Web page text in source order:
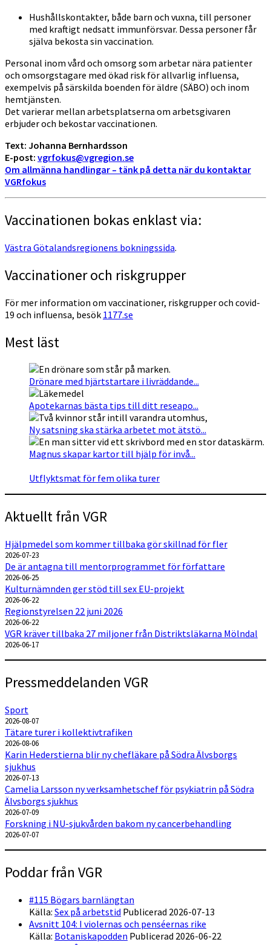
Hushållskontakter, både barn och vuxna, till personer
med kraftigt nedsatt immunförsvar. Dessa personer får
själva bekosta sin vaccination.
Personal inom vård och omsorg som arbetar nära patienter
och omsorgstagare med ökad risk för allvarlig influensa,
exempelvis på särskilda boenden för äldre (SÄBO) och inom
hemtjänsten.
Det varierar mellan arbetsplatserna om arbetsgivaren
erbjuder och bekostar vaccinationen.
Text: Johanna Bernhardsson
E-post: vgrfokus@vgregion.se
Om allmänna handlingar – tänk på detta när du kontaktar
VGRfokus
Vaccinationen bokas enklast via:
Västra Götalandsregionens bokningssida.
Vaccinationer och riskgrupper
För mer information om vaccinationer, riskgrupper och covid-
19 och influensa, besök 1177.se
Mest läst
Drönare med hjärtstartare i livräddande...
Apotekarnas bästa tips till ditt reseapo...
Ny satsning ska stärka arbetet mot ätstö...
Magnus skapar kartor till hjälp för invå...
Utflyktsmat för fem olika turer
Aktuellt från VGR
Hjälpmedel som kommer tillbaka gör skillnad för fler
2026-07-23
De är antagna till mentorprogrammet för författare
2026-06-25
Kulturnämnden ger stöd till sex EU-projekt
2026-06-22
Regionstyrelsen 22 juni 2026
2026-06-22
VGR kräver tillbaka 27 miljoner från Distriktsläkarna Mölndal
2026-06-17
Pressmeddelanden VGR
Sport
2026-08-07
Tätare turer i kollektivtrafiken
2026-08-06
Karin Hederstierna blir ny chefläkare på Södra Älvsborgs
sjukhus
2026-07-13
Camelia Larsson ny verksamhetschef för psykiatrin på Södra
Älvsborgs sjukhus
2026-07-09
Forskning i NU-sjukvården bakom ny cancerbehandling
2026-07-07
Poddar från VGR
#115 Bögars barnlängtan
Källa: Sex på arbetstid Publicerad 2026-07-13
Avsnitt 104: I violernas och penséernas rike
Källa: Botaniskapodden Publicerad 2026-06-22